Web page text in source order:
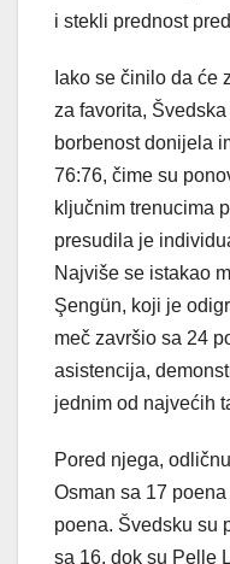
i stekli prednost
Iako se činilo da će
za favorita,
borbenost donijela
76:76, čime su
ključnim trenucima
presudila je
Najviše se istakao
Şengün, koji je
meč završio sa 24
asistencija,
jednim od najvećih
Pored njega,
Osman sa 17
poena. Švedsku su
sa 16, dok su Pelle